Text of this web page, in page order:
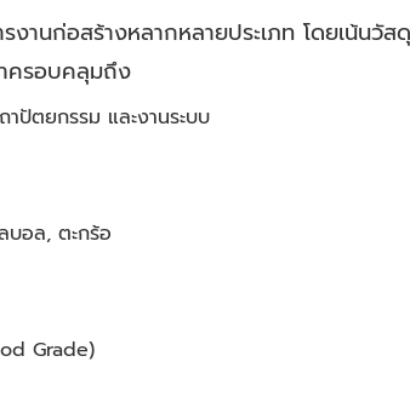
านก่อสร้างหลากหลายประเภท โดยเน้น
ครอบคลุมถึง
ปัตยกรรม และงานระบบ
อล, ตะกร้อ
Grade)